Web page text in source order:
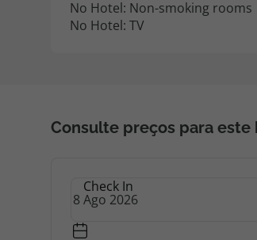
No Hotel: Non-smoking rooms
No Hotel: TV
Consulte preços para este
Check In